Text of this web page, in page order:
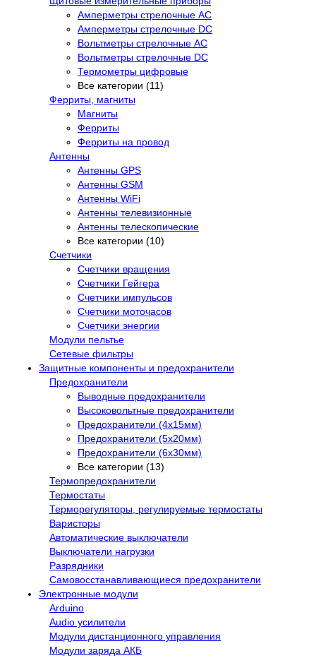
Амперметры стрелочные AC
Амперметры стрелочные DC
Вольтметры стрелочные AC
Вольтметры стрелочные DC
Термометры цифровые
Все категории (11)
Ферриты, магниты
Магниты
Ферриты
Ферриты на провод
Антенны
Антенны GPS
Антенны GSM
Антенны WiFi
Антенны телевизионные
Антенны телескопические
Все категории (10)
Счетчики
Счетчики вращения
Счетчики Гейгера
Счетчики импульсов
Счетчики моточасов
Счетчики энергии
Модули пельтье
Сетевые фильтры
Защитные компоненты и предохранители
Предохранители
Выводные предохранители
Высоковольтные предохранители
Предохранители (4х15мм)
Предохранители (5х20мм)
Предохранители (6х30мм)
Все категории (13)
Термопредохранители
Термостаты
Терморегуляторы, регулируемые термостаты
Варисторы
Автоматические выключатели
Выключатели нагрузки
Разрядники
Самовосстанавливающиеся предохранители
Электронные модули
Arduino
Audio усилители
Модули дистанционного управления
Модули заряда АКБ